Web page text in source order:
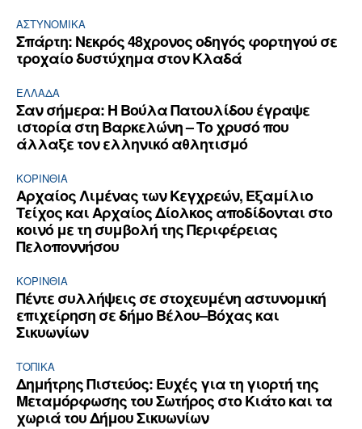
ΑΣΤΥΝΟΜΙΚΆ
Σπάρτη: Νεκρός 48χρονος οδηγός φορτηγού σε
τροχαίο δυστύχημα στον Κλαδά
ΕΛΛΆΔΑ
Σαν σήμερα: Η Βούλα Πατουλίδου έγραψε
ιστορία στη Βαρκελώνη – Το χρυσό που
άλλαξε τον ελληνικό αθλητισμό
ΚΟΡΙΝΘΊΑ
Αρχαίος Λιμένας των Κεγχρεών, Εξαμίλιο
Τείχος και Aρχαίος Δίολκος αποδίδονται στο
κοινό με τη συμβολή της Περιφέρειας
Πελοποννήσου
ΚΟΡΙΝΘΊΑ
Πέντε συλλήψεις σε στοχευμένη αστυνομική
επιχείρηση σε δήμο Βέλου–Βόχας και
Σικυωνίων
ΤΟΠΙΚΑ
Δημήτρης Πιστεύος: Ευχές για τη γιορτή της
Μεταμόρφωσης του Σωτήρος στο Κιάτο και τα
χωριά του Δήμου Σικυωνίων